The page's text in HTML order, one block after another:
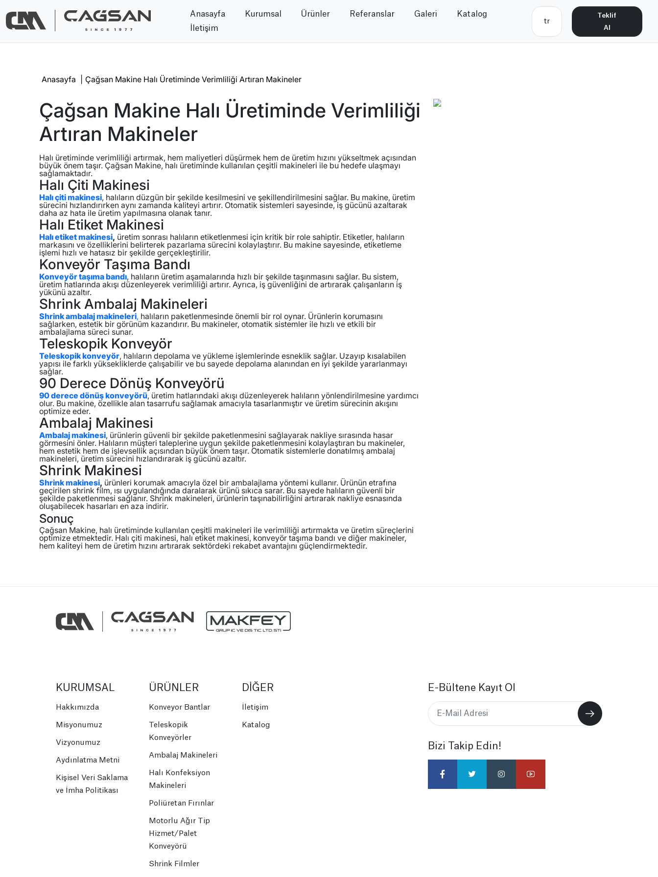
Anasayfa Kurumsal Ürünler Referanslar Galeri
Katalog
İletişim
tr
Teklif
Al
Anasayfa Çağsan Makine Halı Üretiminde Verimliliği Artıran Makineler
Çağsan Makine Halı Üretiminde Verimliliği
Artıran Makineler
Halı üretiminde verimliliği artırmak, hem maliyetleri düşürmek hem de üretim hızını yükseltmek açısından
büyük önem taşır. Çağsan Makine, halı üretiminde kullanılan çeşitli makineleri ile bu hedefe ulaşmayı
sağlamaktadır.
Halı Çiti Makinesi
Halı çiti makinesi, halıların düzgün bir şekilde kesilmesini ve şekillendirilmesini sağlar. Bu makine, üretim
sürecini hızlandırırken aynı zamanda kaliteyi artırır. Otomatik sistemleri sayesinde, iş gücünü azaltarak
daha az hata ile üretim yapılmasına olanak tanır.
Halı Etiket Makinesi
Halı etiket makinesi, üretim sonrası halıların etiketlenmesi için kritik bir role sahiptir. Etiketler, halıların
markasını ve özelliklerini belirterek pazarlama sürecini kolaylaştırır. Bu makine sayesinde, etiketleme
işlemi hızlı ve hatasız bir şekilde gerçekleştirilir.
Konveyör Taşıma Bandı
Konveyör taşıma bandı, halıların üretim aşamalarında hızlı bir şekilde taşınmasını sağlar. Bu sistem,
üretim hatlarında akışı düzenleyerek verimliliği artırır. Ayrıca, iş güvenliğini de artırarak çalışanların iş
yükünü azaltır.
Shrink Ambalaj Makineleri
Shrink ambalaj makineleri, halıların paketlenmesinde önemli bir rol oynar. Ürünlerin korumasını
sağlarken, estetik bir görünüm kazandırır. Bu makineler, otomatik sistemler ile hızlı ve etkili bir
ambalajlama süreci sunar.
Teleskopik Konveyör
Teleskopik konveyör, halıların depolama ve yükleme işlemlerinde esneklik sağlar. Uzayıp kısalabilen
yapısı ile farklı yüksekliklerde çalışabilir ve bu sayede depolama alanından en iyi şekilde yararlanmayı
sağlar.
90 Derece Dönüş Konveyörü
90 derece dönüş konveyörü, üretim hatlarındaki akışı düzenleyerek halıların yönlendirilmesine yardımcı
olur. Bu makine, özellikle alan tasarrufu sağlamak amacıyla tasarlanmıştır ve üretim sürecinin akışını
optimize eder.
Ambalaj Makinesi
Ambalaj makinesi, ürünlerin güvenli bir şekilde paketlenmesini sağlayarak nakliye sırasında hasar
görmesini önler. Halıların müşteri taleplerine uygun şekilde paketlenmesini kolaylaştıran bu makineler,
hem estetik hem de işlevsellik açısından büyük önem taşır. Otomatik sistemlerle donatılmış ambalaj
makineleri, üretim sürecini hızlandırarak iş gücünü azaltır.
Shrink Makinesi
Shrink makinesi, ürünleri korumak amacıyla özel bir ambalajlama yöntemi kullanır. Ürünün etrafına
geçirilen shrink film, ısı uygulandığında daralarak ürünü sıkıca sarar. Bu sayede halıların güvenli bir
şekilde paketlenmesi sağlanır. Shrink makineleri, ürünlerin taşınabilirliğini artırarak nakliye esnasında
oluşabilecek hasarları en aza indirir.
Sonuç
Çağsan Makine, halı üretiminde kullanılan çeşitli makineleri ile verimliliği artırmakta ve üretim süreçlerini
optimize etmektedir. Halı çiti makinesi, halı etiket makinesi, konveyör taşıma bandı ve diğer makineler,
hem kaliteyi hem de üretim hızını artırarak sektördeki rekabet avantajını güçlendirmektedir.
KURUMSAL
Hakkımızda
Misyonumuz
Vizyonumuz
Aydınlatma Metni
Kişisel Veri Saklama
ve İmha Politikası
ÜRÜNLER
Konveyor Bantlar
Teleskopik
Konveyörler
Ambalaj Makineleri
Halı Konfeksiyon
Makineleri
Poliüretan Fırınlar
Motorlu Ağır Tip
Hizmet/Palet
Konveyörü
Shrink Filmler
DİĞER
İletişim
Katalog
E-Bültene Kayıt Ol
Bizi Takip Edin!